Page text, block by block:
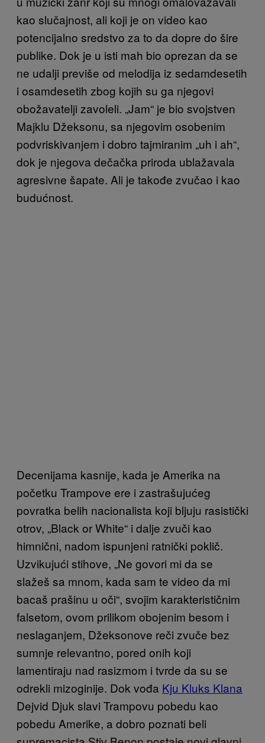
kao slučajnost, ali koji je on video kao
potencijalno sredstvo za to da dopre do šire
publike. Dok je u isti mah bio oprezan da se
ne udalji previše od melodija iz sedamdesetih
i osamdesetih zbog kojih su ga njegovi
obožavatelji zavoleli. „Jam“ je bio svojstven
Majklu Džeksonu, sa njegovim osobenim
podvriskivanjem i dobro tajmiranim „uh i ah“,
dok je njegova dečačka priroda ublažavala
agresivne šapate. Ali je takođe zvučao i kao
budućnost.
Decenijama kasnije, kada je Amerika na
početku Trampove ere i zastrašujućeg
povratka belih nacionalista koji bljuju rasistički
otrov, „Black or White“ i dalje zvuči kao
himnični, nadom ispunjeni ratnički poklič.
Uzvikujući stihove, „Ne govori mi da se
slažeš sa mnom, kada sam te video da mi
bacaš prašinu u oči“, svojim karakterističnim
falsetom, ovom prilikom obojenim besom i
neslaganjem, Džeksonove reči zvuče bez
sumnje relevantno, pored onih koji
lamentiraju nad rasizmom i tvrde da su se
odrekli mizoginije. Dok vođa Kju Kluks Klana
Dejvid Djuk slavi Trampovu pobedu kao
pobedu Amerike, a dobro poznati beli